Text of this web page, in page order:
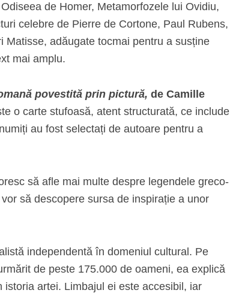
de Homer, Metamorfozele lui Ovidiu,
celebre de Pierre de Cortone, Paul Rubens,
Matisse, adăugate tocmai pentru a susține
mai amplu.
povestită prin pictură, de Camille
o carte stufoasă, atent structurată, ce include
au fost selectați de autoare pentru a
să afle mai multe despre legendele greco-
să descopere sursa de inspirație a unor
independentă în domeniul cultural. Pe
de peste 175.000 de oameni, ea explică
artei. Limbajul ei este accesibil, iar